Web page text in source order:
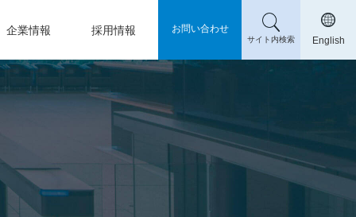
企業情報 採用情報 お問い合わせ
サイト内検索 English